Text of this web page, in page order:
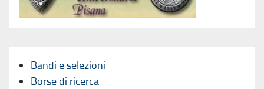
Bandi e selezioni
Borse di ricerca